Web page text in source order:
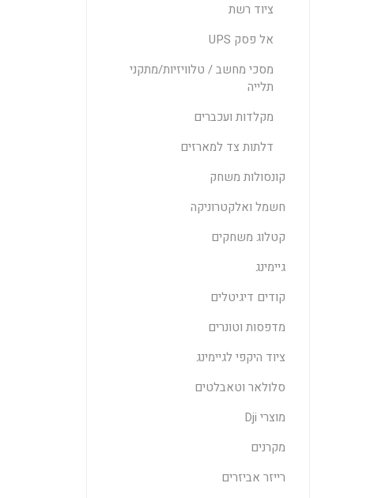
ציוד רשת
אל פסק UPS
מסכי מחשב / טלוויזיות/מתקני
תלייה
מקלדות ועכברים
דלתות צד למארזים
קונסולות משחק
חשמל ואלקטרוניקה
קטלוג משחקים
גיימינג
קודים דיגיטלים
מדפסות וטונרים
ציוד היקפי לגיימינג
סלולאר וטאבלטים
מוצרי Dji
מקרנים
רייזר אביזרים